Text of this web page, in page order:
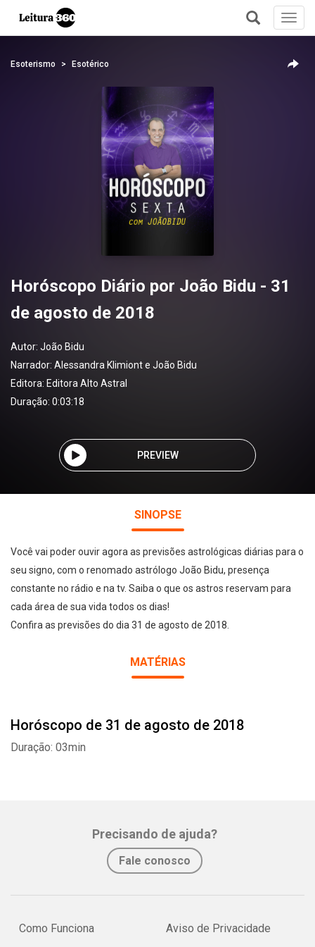
+
Esoterismo Esotérico
Horóscopo Diário por João Bidu - 31
de agosto de 2018
Autor: João Bidu
Narrador: Alessandra Klimiont e João Bidu
Editora: Editora Alto Astral
Duração: 0:03:18
PREVIEW
SINOPSE
Você vai poder ouvir agora as previsões astrológicas diárias para o
seu signo, com o renomado astrólogo João Bidu, presença
constante no rádio e na tv. Saiba o que os astros reservam para
cada área de sua vida todos os dias!
Confira as previsões do dia 31 de agosto de 2018.
MATÉRIAS
Horóscopo de 31 de agosto de 2018
Duração: 03min
Precisando de ajuda?
Fale conosco
Como Funciona Aviso de Privacidade
Whatsapp Facebook Twitter